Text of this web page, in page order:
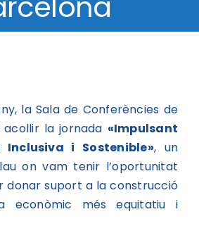
la Sala de Conferències de
acollir la jornada «Impulsant
Inclusiva i Sostenible», un
on vam tenir l’oportunitat
donar suport a la construcció
econòmic més equitatiu i